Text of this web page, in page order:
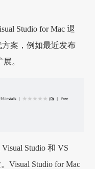
Studio for Mac 退
案，例如最近发布
。
Studio 和 VS
Visual Studio for Mac